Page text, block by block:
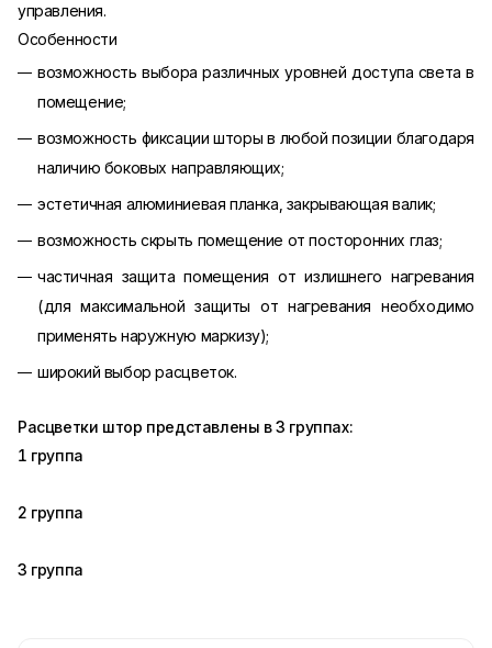
управления.
Особенности
возможность выбора различных уровней доступа света в
помещение;
возможность фиксации шторы в любой позиции благодаря
наличию боковых направляющих;
эстетичная алюминиевая планка, закрывающая валик;
возможность скрыть помещение от посторонних глаз;
частичная защита помещения от излишнего нагревания
(для максимальной защиты от нагревания необходимо
применять наружную маркизу);
широкий выбор расцветок.
Расцветки штор представлены в 3 группах:
1 группа
2 группа
3 группа